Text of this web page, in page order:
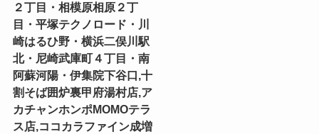
２丁目・相模原相原２丁
目・平塚テクノロード・川
崎はるひ野・横浜二俣川駅
北・尼崎武庫町４丁目・南
阿蘇河陽・伊集院下谷口,十
割そば囲炉裏甲府湯村店,ア
カチャンホンポMOMOテラ
ス店,ココカラファイン成増